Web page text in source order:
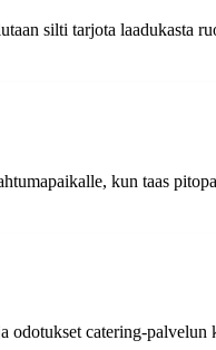
silti tarjota laadukasta
kun taas
catering-